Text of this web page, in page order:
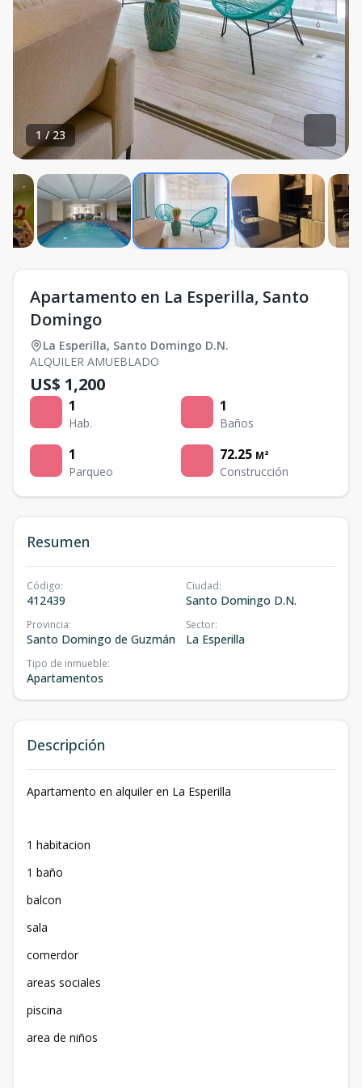
1 /23
Apartamento en La Esperilla, Santo
Domingo
La Esperilla, Santo Domingo D.N.
ALQUILER AMUEBLADO
US$ 1,200
1
Hab.
1
Baños
1
Parqueo
72.25 M²
Construcción
Resumen
Código:
412439
Ciudad:
Santo Domingo D.N.
Provincia:
Santo Domingo de Guzmán
Sector:
La Esperilla
Tipo de inmueble:
Apartamentos
Descripción
Apartamento en alquiler en La Esperilla
1 habitacion
1 baño
balcon
sala
comerdor
areas sociales
piscina
area de niños